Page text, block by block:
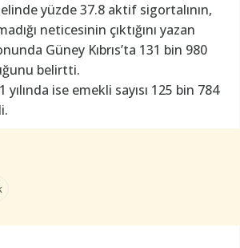
yüzde 37.8 aktif sigortalının,
neticesinin çıktığını yazan
Güney Kıbrıs’ta 131 bin 980
belirtti.
ise emekli sayısı 125 bin 784